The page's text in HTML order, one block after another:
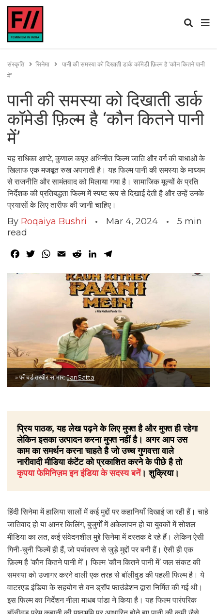
संस्कृति सिनेमा
पानी की समस्या को दिखाती डार्क कॉमेडी फ़िल्म है ‘कौन कितने पानी
में’
पानी की समस्या को दिखाती डार्क
कॉमेडी फ़िल्म है ‘कौन कितने पानी
में’
यह राधिका आप्टे, कुणाल कपूर अभिनीत फिल्म जाति और वर्ग की बाधाओं के
खिलाफ एक मजबूत रुख अपनाती है। यह फिल्म पानी की समस्या के माध्यम
से राजनीति और सामंतवाद को मिलाया गया है। सामाजिक मूल्यों के प्रति
निर्देशक की प्रतिबद्धता फिल्म में स्पष्ट रूप से दिखाई देती है और उन्हें उनके
प्रयासों के लिए तारीफ की जानी चाहिए।
By Roqaiya Bushri Mar 4, 2024 5 min
read
Facebook
TwitterWhatsApp
Email RedditLinkedIn
» फीचर्ड तस्वीर साभार:JanSatta
प्रिय पाठक, यह लेख पढ़ने के लिए मुफ्त है और मुफ्त ही रहेगा
लेकिन इसका उत्पादन करना मुफ्त नहीं है। अगर आप उस
काम का समर्थन करना चाहते है जो उच्च गुणवत्ता वाले
नारीवादी मीडिया कंटेंट को प्रकाशित करने के पीछे है तो
कृपया फेमिनिज़म इन इंडिया के सदस्य बनें। शुक्रिया।
हिंदी सिनेमा में हालिया सालों में कई मुद्दों पर कहानियाँ दिखाई जा रही हैं। चाहे
जातिवाद हो या आनर किलिंग, बुजुर्गों में अकेलापन हो या युवकों में सोशल
मीडिया का लत, कई संवेदनशील मुद्दे सिनेमा में दस्तक दे रहे हैं। लेकिन ऐसी
गिनी-चुनी फिल्में ही हैं, जो पर्यावरण से जुड़े मुद्दों पर बनी हैं। ऐसी ही एक
फ़िल्म है ‘कौन कितने पानी में’। फिल्म ‘कौन कितने पानी में’ जल संकट की
समस्या को उजागर करने वाली एक तरह से बॉलीवुड की पहली फिल्म है। ये
वाटरएड इंडिया के सहयोग से वन ड्रॉप फाउंडेशन द्वारा निर्मित की गई थी।
इस फिल्म का निर्देशन नीला माधब पांडा ने किया है। यह फिल्म पारंपरिक